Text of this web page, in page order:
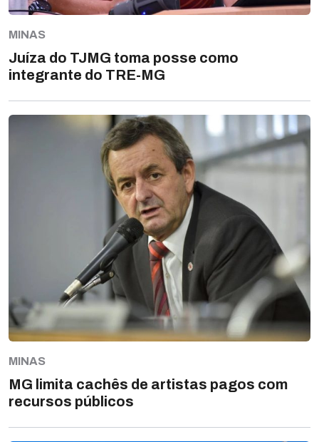
MINAS
Juíza do TJMG toma posse como
integrante do TRE-MG
MINAS
MG limita cachês de artistas pagos com
recursos públicos